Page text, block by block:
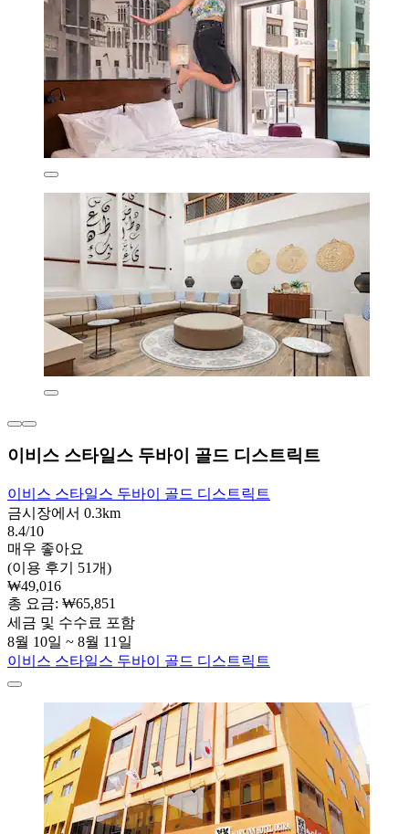
이비스 스타일스 두바이 골드 디스트릭트
이비스 스타일스 두바이 골드 디스트릭트
금시장에서 0.3km
8.4/10
매우 좋아요
(이용 후기 51개)
₩49,016
총 요금: ₩65,851
세금 및 수수료 포함
8월 10일 ~ 8월 11일
이비스 스타일스 두바이 골드 디스트릭트